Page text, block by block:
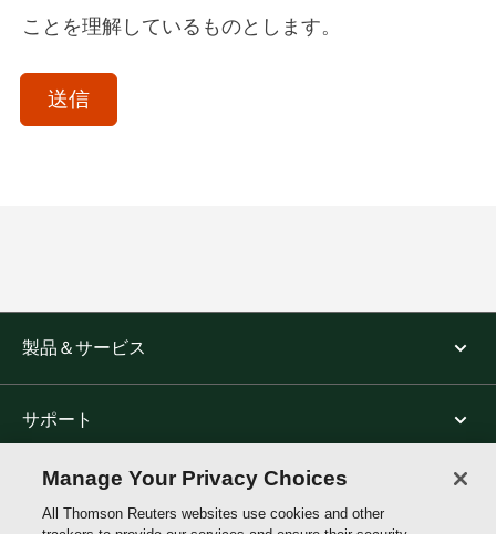
ことを理解しているものとします。
送信
製品＆サービス
サポート
トムソン・ロイターについて
Manage Your Privacy Choices
All Thomson Reuters websites use cookies and other